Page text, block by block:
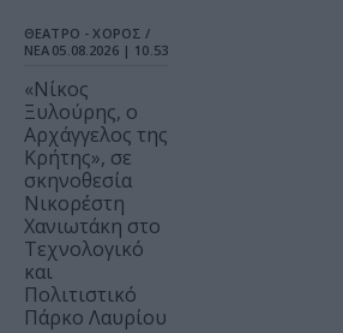
ΘΕΑΤΡΟ - ΧΟΡΟΣ /
ΝΕΑ 05.08.2026 | 10.53
«Νίκος
Ξυλούρης, ο
Αρχάγγελος της
Κρήτης», σε
σκηνοθεσία
Νικορέστη
Χανιωτάκη στο
Τεχνολογικό
και
Πολιτιστικό
Πάρκο Λαυρίου